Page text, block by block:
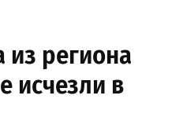
региона
исчезли в